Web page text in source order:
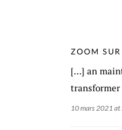
ZOOM
[…] an
10 mars 2021 at